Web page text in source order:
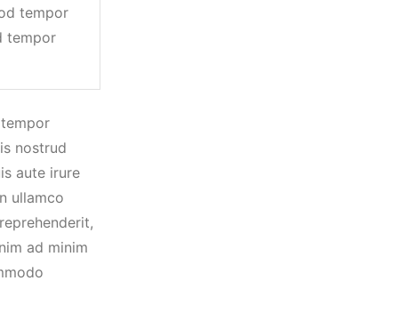
tempor
tempor
nostrud
aute irure
ullamco
ad minim